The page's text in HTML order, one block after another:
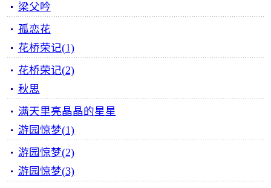
梁父吟
孤恋花
花桥荣记(1)
花桥荣记(2)
秋思
满天里亮晶晶的星星
游园惊梦(1)
游园惊梦(2)
游园惊梦(3)